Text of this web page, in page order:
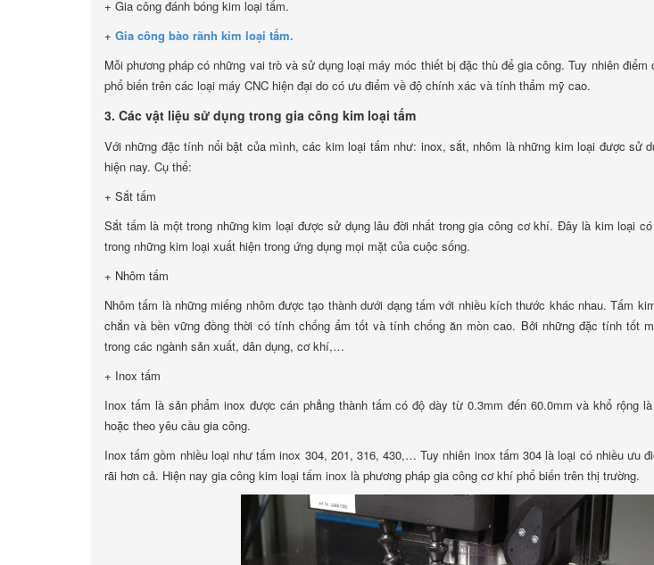
+ Gia công đánh bóng kim loại tấm.
+ Gia công bào rãnh kim loại tấm.
Mỗi phương pháp có những vai trò và sử dụng loại máy móc thiết bị đặc thù để gia công. Tuy nhiên
phổ biến trên các loại máy CNC hiện đại do có ưu điểm về độ chính xác và tính thẩm mỹ cao.
3. Các vật liệu sử dụng trong gia công kim loại tấm
Với những đặc tính nổi bật của mình, các kim loại tấm như: inox, sắt, nhôm là những kim loại được sử
hiện nay. Cụ thể:
+ Sắt tấm
Sắt tấm là một trong những kim loại được sử dụng lâu đời nhất trong gia công cơ khí. Đây là kim loại
trong những kim loại xuất hiện trong ứng dụng mọi mặt của cuộc sống.
+ Nhôm tấm
Nhôm tấm là những miếng nhôm được tạo thành dưới dạng tấm với nhiều kích thước khác nhau. Tấm
chắn và bền vững đồng thời có tính chống ẩm tốt và tính chống ăn mòn cao. Bởi những đặc tính tốt
trong các ngành sản xuất, dân dụng, cơ khí,…
+ Inox tấm
Inox tấm là sản phẩm inox được cán phẳng thành tấm có độ dày từ 0.3mm đến 60.0mm và khổ rộng
hoặc theo yêu cầu gia công.
Inox tấm gồm nhiều loại như tấm inox 304, 201, 316, 430,… Tuy nhiên inox tấm 304 là loại có nhiều ưu
rãi hơn cả. Hiện nay gia công kim loại tấm inox là phương pháp gia công cơ khí phổ biến trên thị trường.